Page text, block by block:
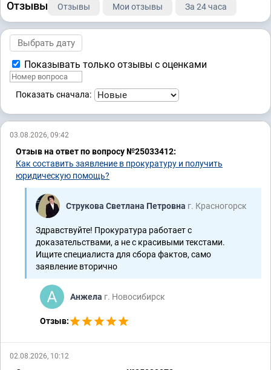
Отзывы Отзывы Мои отзывы За 24 часа
Показывать только отзывы с оценками
Показать сначала:
03.08.2026, 09:42
Отзыв на ответ по вопросу №25033412:
Как составить заявление в прокуратуру и получить
юридическую помощь?
Струкова Светлана Петровна г. Красногорск
Здравствуйте! Прокуратура работает с
доказательствами, а не с красивыми текстами.
Ищите специалиста для сбора фактов, само
заявление вторично
Анжела г. Новосибирск
Отзыв:
02.08.2026, 10:12